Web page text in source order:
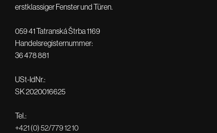
erstklassiger Fenster und Türen.
059 41 Tatranská Štrba 1169
Handelsregisternummer:
36 478 881
USt-IdNr.:
SK 2020016625
Tel.:
+421 (0) 52/779 12 10